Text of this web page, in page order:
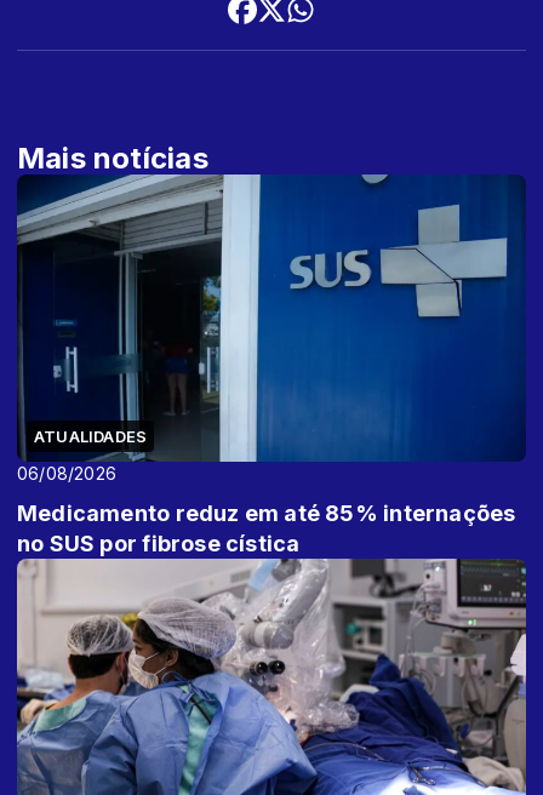
Mais notícias
ATUALIDADES
06/08/2026
Medicamento reduz em até 85% internações
no SUS por fibrose cística